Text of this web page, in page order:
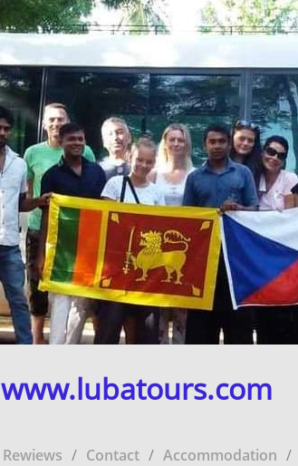
www.lubatours.com
Rewiews Contact Accommodation